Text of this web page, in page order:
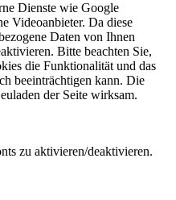
Dienste wie Google
Videoanbieter. Da diese
Daten von Ihnen
Bitte beachten Sie,
die Funktionalität und das
beeinträchtigen kann. Die
der Seite wirksam.
zu aktivieren/deaktivieren.